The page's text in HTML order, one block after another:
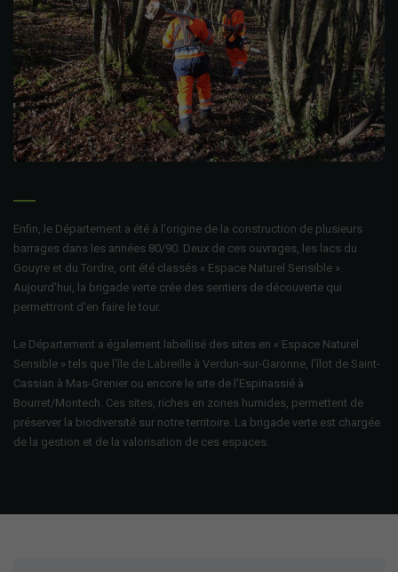
Enfin, le Département a été à l'origine de la construction de plusieurs
barrages dans les années 80/90. Deux de ces ouvrages, les lacs du
Gouyre et du Tordre, ont été classés « Espace Naturel Sensible ».
Aujourd’hui, la brigade verte crée des sentiers de découverte qui
permettront d'en faire le tour.
Le Département a également labellisé des sites en « Espace Naturel
Sensible » tels que l'île de Labreille à Verdun-sur-Garonne, l'îlot de Saint-
Cassian à Mas-Grenier ou encore le site de l'Espinassié à
Bourret/Montech. Ces sites, riches en zones humides, permettent de
préserver la biodiversité sur notre territoire. La brigade verte est chargée
de la gestion et de la valorisation de ces espaces.